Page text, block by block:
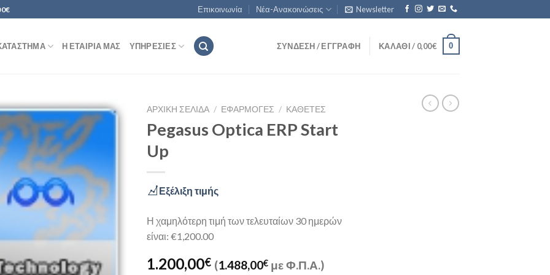
Επικοινωνία Νέα-Ανακοινώσεις Newsletter
Η ΕΤΑΙΡΊΑ ΜΑΣ ΥΠΗΡΕΣΊΕΣ ΣΎΝΔΕΣΗ / ΕΓΓΡΑΦΉ ΚΑΛΆΘΙ / 0,00€ 0
Wishlist
ΑΡΧΙΚΉ ΣΕΛΊΔΑ / ΕΦΑΡΜΟΓΈΣ / ΚΆΘΕΤΕΣ
Pegasus Optica ERP Start
Up
Εξέλιξη τιμής
Η χαμηλότερη τιμή των τελευταίων 30 ημερών
είναι: €1,200.00
1.200,00€ (1.488,00€ με Φ.Π.Α.)